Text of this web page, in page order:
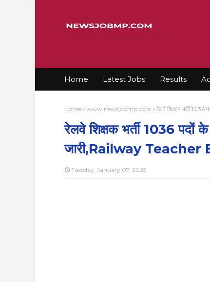
Home Latest Jobs Results
Home www.newsjobmp.com रेलवे शिक्षक भर्ती
रेलवे शिक्षक भर्ती 1036 पदों
जारी,Railway
Tuesday, January 07, 2025